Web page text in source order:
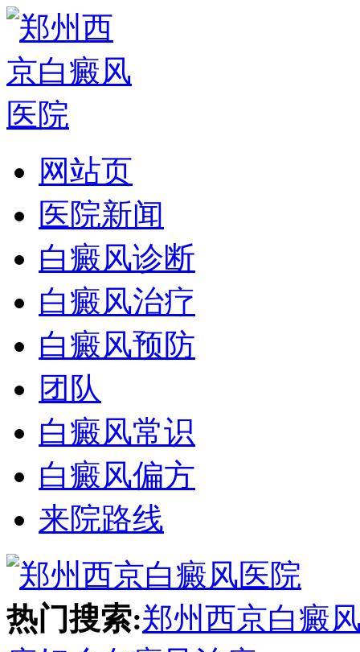
网站页
医院新闻
白癜风诊断
白癜风治疗
白癜风预防
团队
白癜风常识
白癜风偏方
来院路线
热门搜索:郑州西京白癜